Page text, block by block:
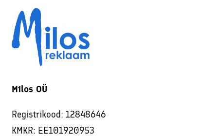
Milos OÜ
Registrikood: 12848646
KMKR: EE101920953